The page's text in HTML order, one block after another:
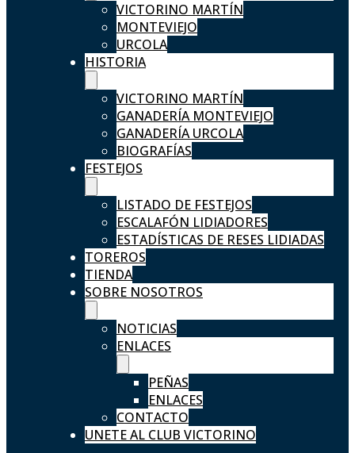
VICTORINO MARTÍN
MONTEVIEJO
URCOLA
HISTORIA
VICTORINO MARTÍN
GANADERÍA MONTEVIEJO
GANADERÍA URCOLA
BIOGRAFÍAS
FESTEJOS
LISTADO DE FESTEJOS
ESCALAFÓN LIDIADORES
ESTADÍSTICAS DE RESES LIDIADAS
TOREROS
TIENDA
SOBRE NOSOTROS
NOTICIAS
ENLACES
PEÑAS
ENLACES
CONTACTO
UNETE AL CLUB VICTORINO